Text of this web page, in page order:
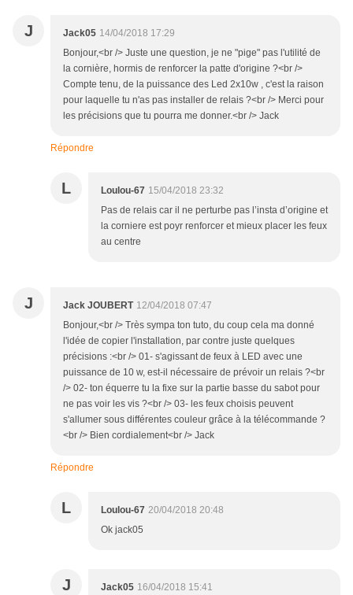
J Jack05 14/04/2018 17:29
Bonjour,<br /> Juste une question, je ne "pige" pas l'utilité de
la cornière, hormis de renforcer la patte d'origine ?<br />
Compte tenu, de la puissance des Led 2x10w , c'est la raison
pour laquelle tu n'as pas installer de relais ?<br /> Merci pour
les précisions que tu pourra me donner.<br /> Jack
Répondre
L Loulou-67 15/04/2018 23:32
Pas de relais car il ne perturbe pas l’insta d’origine et
la corniere est poyr renforcer et mieux placer les feux
au centre
J Jack JOUBERT 12/04/2018 07:47
Bonjour,<br /> Très sympa ton tuto, du coup cela ma donné
l'idée de copier l'installation, par contre juste quelques
précisions :<br /> 01- s'agissant de feux à LED avec une
puissance de 10 w, est-il nécessaire de prévoir un relais ?<br
/> 02- ton équerre tu la fixe sur la partie basse du sabot pour
ne pas voir les vis ?<br /> 03- les feux choisis peuvent
s'allumer sous différentes couleur grâce à la télécommande ?
<br /> Bien cordialement<br /> Jack
Répondre
L Loulou-67 20/04/2018 20:48
Ok jack05
J Jack05 16/04/2018 15:41